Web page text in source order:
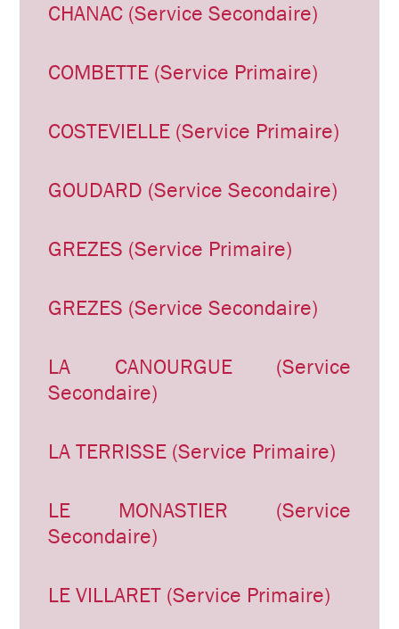
CHANAC (Service Secondaire)
COMBETTE (Service Primaire)
COSTEVIELLE (Service Primaire)
GOUDARD (Service Secondaire)
GREZES (Service Primaire)
GREZES (Service Secondaire)
LA CANOURGUE (Service
Secondaire)
LA TERRISSE (Service Primaire)
LE MONASTIER (Service
Secondaire)
LE VILLARET (Service Primaire)